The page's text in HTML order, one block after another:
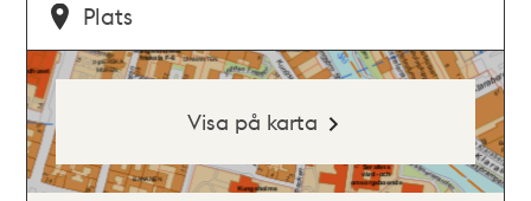
Plats
Visa på karta